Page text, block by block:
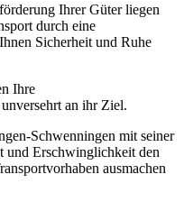
Ihrer Güter liegen
durch eine
Sicherheit und Ruhe
Ihre
an ihr Ziel.
Schwenningen mit seiner
und Erschwinglichkeit den
ausmachen